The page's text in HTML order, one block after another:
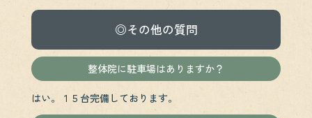
◎その他の質問
整体院に駐車場はありますか？
はい。１５台完備しております。